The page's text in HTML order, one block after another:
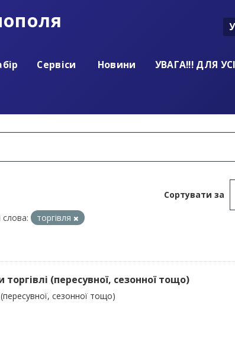
Сервіси Новини
УВАГА!!! ДЛЯ
Сортувати за
слова:
торгівля
торгівлі (пересувної, сезонної тощо)
сезонної тощо)